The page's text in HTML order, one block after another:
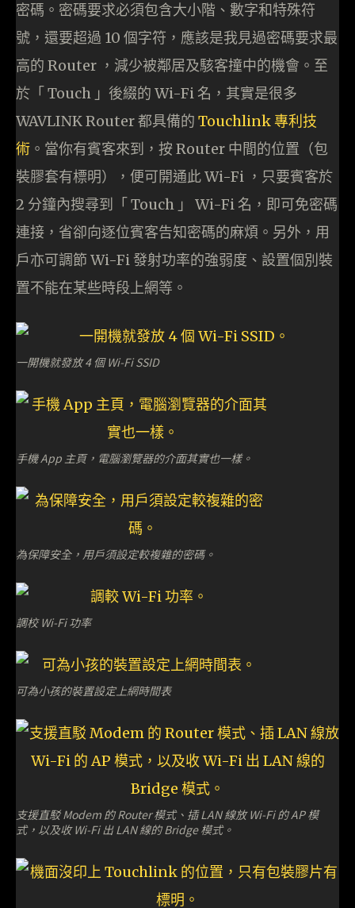
密碼。密碼要求必須包含大小階、數字和特殊符
號，還要超過 10 個字符，應該是我見過密碼要求最
高的 Router ，減少被鄰居及駭客撞中的機會。至
於「 Touch 」後綴的 Wi-Fi 名，其實是很多
WAVLINK Router 都具備的 Touchlink 專利技
術 。當你有賓客來到，按 Router 中間的位置（包
裝膠套有標明），便可開通此 Wi-Fi ，只要賓客於
2 分鐘內搜尋到「 Touch 」 Wi-Fi 名，即可免密碼
連接，省卻向逐位賓客告知密碼的麻煩。另外，用
戶亦可調節 Wi-Fi 發射功率的強弱度、設置個別裝
置不能在某些時段上網等。
一開機就發放 4 個 Wi-Fi SSID
手機 App 主頁，電腦瀏覽器的介面其實也一樣。
為保障安全，用戶須設定較複雜的密碼。
調校 Wi-Fi 功率
可為小孩的裝置設定上網時間表
支援直駁 Modem 的 Router 模式、插 LAN 線放 Wi-Fi 的 AP 模
式，以及收 Wi-Fi 出 LAN 線的 Bridge 模式。